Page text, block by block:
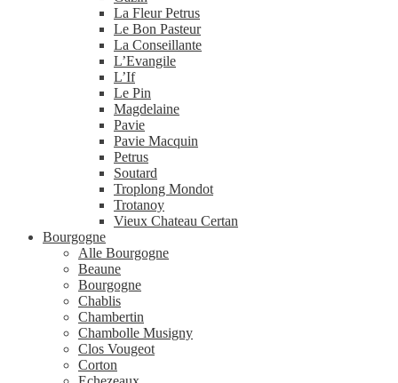
La Fleur Petrus
Le Bon Pasteur
La Conseillante
L’Evangile
L’If
Le Pin
Magdelaine
Pavie
Pavie Macquin
Petrus
Soutard
Troplong Mondot
Trotanoy
Vieux Chateau Certan
Bourgogne
Alle Bourgogne
Beaune
Bourgogne
Chablis
Chambertin
Chambolle Musigny
Clos Vougeot
Corton